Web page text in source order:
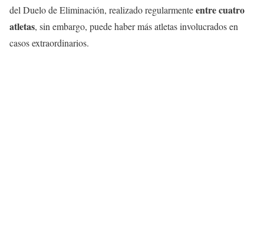
del Duelo de Eliminación, realizado regularmenteentre cuatro
atletas, sin embargo, puede haber más atletas involucrados en
casos extraordinarios.